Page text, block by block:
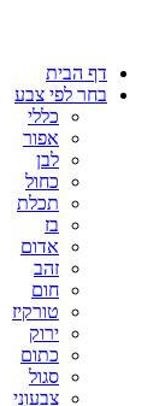
דף הבית
בחר לפי צבע
כללי
אפור
לבן
כחול
תכלת
בז
אדום
זהב
חום
טורקיז
ירוק
כתום
סגול
צבעוני